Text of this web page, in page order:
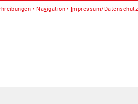
Navigation Impressum/Datenschutz